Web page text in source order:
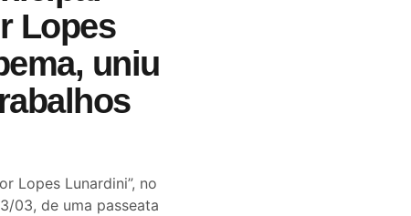
Lopes
uniu
Lopes Lunardini”, no
03, de uma passeata